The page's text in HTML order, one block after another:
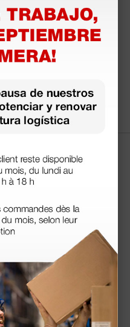
poco caro los portes y el